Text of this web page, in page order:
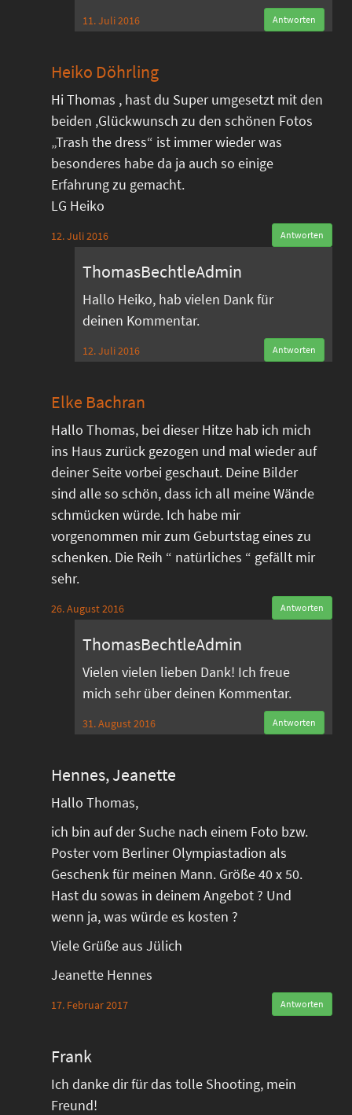
11. Juli 2016 Antworten
Heiko Döhrling
Hi Thomas , hast du Super umgesetzt mit den
beiden ,Glückwunsch zu den schönen Fotos
„Trash the dress“ ist immer wieder was
besonderes habe da ja auch so einige
Erfahrung zu gemacht.
LG Heiko
12. Juli 2016 Antworten
ThomasBechtleAdmin
Hallo Heiko, hab vielen Dank für
deinen Kommentar.
12. Juli 2016 Antworten
Elke Bachran
Hallo Thomas, bei dieser Hitze hab ich mich
ins Haus zurück gezogen und mal wieder auf
deiner Seite vorbei geschaut. Deine Bilder
sind alle so schön, dass ich all meine Wände
schmücken würde. Ich habe mir
vorgenommen mir zum Geburtstag eines zu
schenken. Die Reih “ natürliches “ gefällt mir
sehr.
26. August 2016 Antworten
ThomasBechtleAdmin
Vielen vielen lieben Dank! Ich freue
mich sehr über deinen Kommentar.
31. August 2016 Antworten
Hennes, Jeanette
Hallo Thomas,
ich bin auf der Suche nach einem Foto bzw.
Poster vom Berliner Olympiastadion als
Geschenk für meinen Mann. Größe 40 x 50.
Hast du sowas in deinem Angebot ? Und
wenn ja, was würde es kosten ?
Viele Grüße aus Jülich
Jeanette Hennes
17. Februar 2017 Antworten
Frank
Ich danke dir für das tolle Shooting, mein
Freund!